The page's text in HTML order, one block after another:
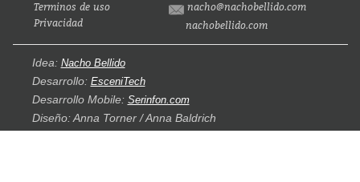
Terminos de uso
Privacidad
nacho@nachobellido.com
nachobellido.com
Idea: Nacho Bellido
Desarrollo: EsceniTech
Desarrollo Mobile: Serinfon.com
Diseño: Anna Torner / Anna Baldrich